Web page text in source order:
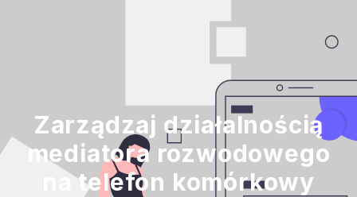
Zarządzaj działalnością
mediatora rozwodowego
na telefon komórkowy